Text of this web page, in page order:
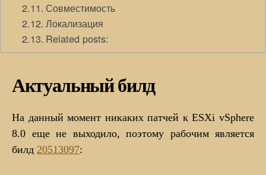
Совместимость
Локализация
Related posts:
Актуальный билд
На данный момент никаких патчей к ESXi vSphere
8.0 еще не выходило, поэтому рабочим является
билд 20513097: